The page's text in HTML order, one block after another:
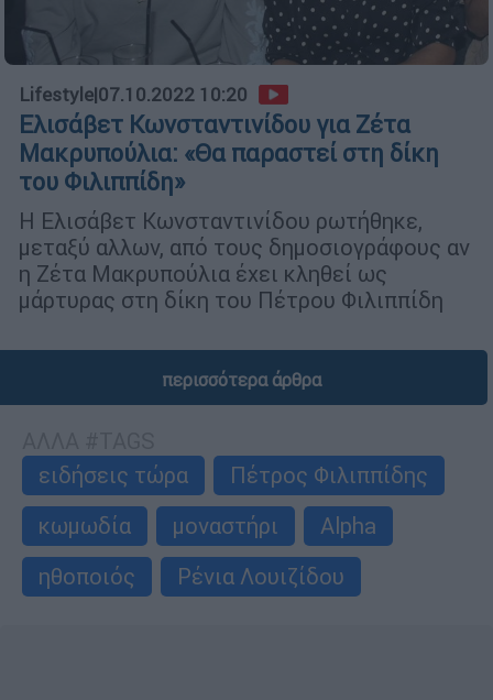
Lifestyle|07.10.2022 10:20
Ελισάβετ Κωνσταντινίδου για Ζέτα
Μακρυπούλια: «Θα παραστεί στη δίκη
του Φιλιππίδη»
Η Ελισάβετ Κωνσταντινίδου ρωτήθηκε,
μεταξύ αλλων, από τους δημοσιογράφους αν
η Ζέτα Μακρυπούλια έχει κληθεί ως
μάρτυρας στη δίκη του Πέτρου Φιλιππίδη
περισσότερα άρθρα
ειδήσεις τώρα
Πέτρος Φιλιππίδης
κωμωδία
μοναστήρι
Alpha
ηθοποιός
Ρένια Λουιζίδου